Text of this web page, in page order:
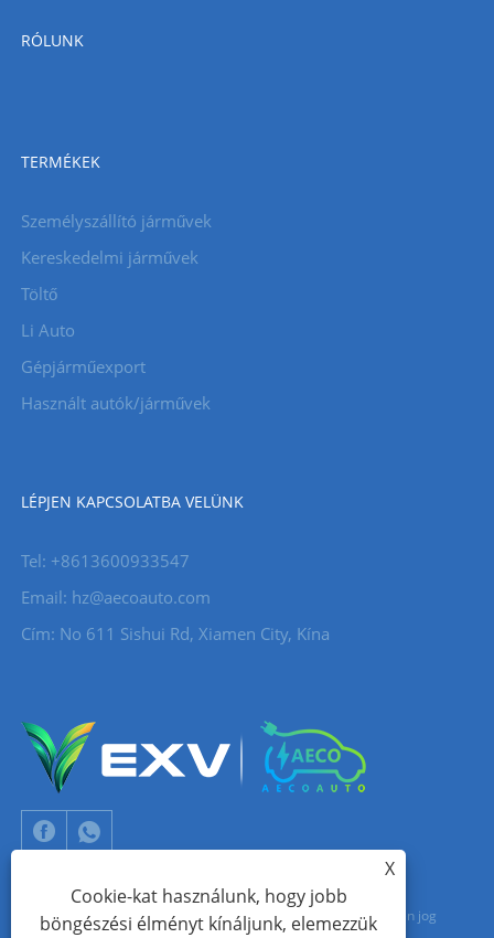
RÓLUNK
TERMÉKEK
Személyszállító járművek
Kereskedelmi járművek
Töltő
Li Auto
Gépjárműexport
Használt autók/járművek
LÉPJEN KAPCSOLATBA VELÜNK
Tel: +8613600933547
Email: hz@aecoauto.com
Cím: No 611 Sishui Rd, Xiamen City, Kína
Copyright © 2024 Xiamen Aecoauto Technology Co., Ltd. Minden jog
X
Cookie-kat használunk, hogy jobb
böngészési élményt kínáljunk, elemezzük